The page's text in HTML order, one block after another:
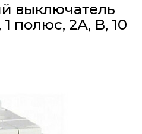
выключатель
полюс, 2А, В, 10